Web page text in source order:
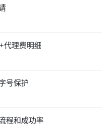
代理费明细
号保护
程和成功率